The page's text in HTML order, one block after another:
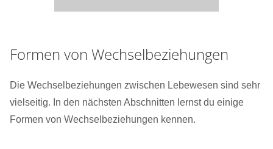
Formen von Wechselbeziehungen
Die Wechselbeziehungen zwischen Lebewesen sind sehr
vielseitig. In den nächsten Abschnitten lernst du einige
Formen von Wechselbeziehungen kennen.